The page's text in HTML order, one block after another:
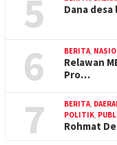
5 Dana
6 BERITA
Relawan
Pro…
7 BERITA
POLITIK
Rohmat